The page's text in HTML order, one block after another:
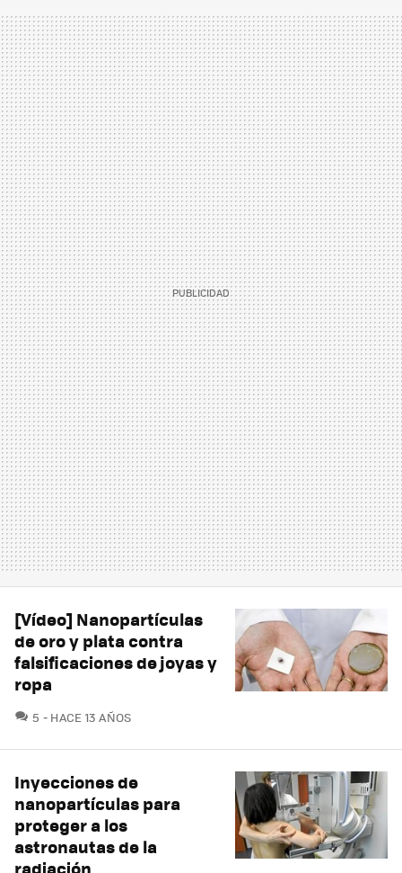
[Vídeo] Nanopartículas
de oro y plata contra
falsificaciones de joyas y
ropa
5 COMENTARIOS
HACE 13 AÑOS
Inyecciones de
nanopartículas para
proteger a los
astronautas de la